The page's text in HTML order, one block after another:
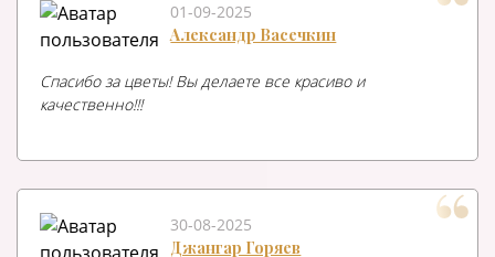
01-09-2025
Александр Васечкин
Спасибо за цветы! Вы делаете все красиво и
качественно!!!
30-08-2025
Джангар Горяев